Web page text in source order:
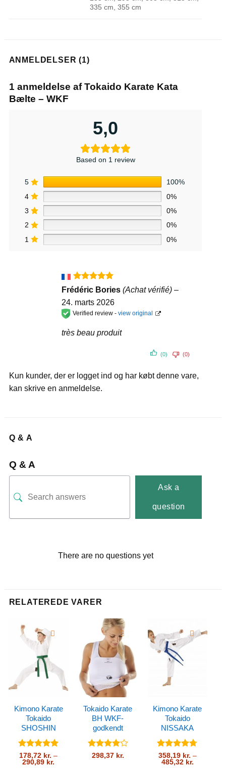
335 cm, 355 cm
ANMELDELSER (1)
1 anmeldelse afTokaido Karate Kata
Bælte – WKF
5,0
Based on 1 review
5
100%
4
0%
3
0%
2
0%
1
0%
Vurderet5
Frédéric Bories(Achat vérifié) –
24. marts 2026
Verified review -view original
très beau produit
(0) (0)
Kun kunder, der er logget ind og har købt denne vare,
kan skrive en anmeldelse.
Q & A
Q & A
Ask a
question
There are no questions yet
RELATEREDE VARER
Kimono Karate
Tokaido
SHOSHIN
Vurderet
4.91ud af
178,72 kr. –
290,89 kr.
Tokaido Karate
BH WKF-
godkendt
Vurderet
298,37 kr.
Kimono Karate
Tokaido
NISSAKA
Vurderet
4.7ud af
358,19 kr. –
485,32 kr.